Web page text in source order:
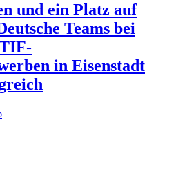
und ein Platz auf
Teams bei
in Eisenstadt